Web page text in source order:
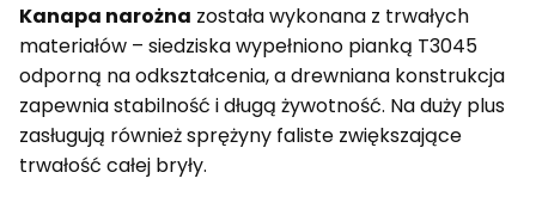
Kanapa narożna została wykonana z trwałych
materiałów – siedziska wypełniono pianką T3045
odporną na odkształcenia, a drewniana konstrukcja
zapewnia stabilność i długą żywotność. Na duży plus
zasługują również sprężyny faliste zwiększające
trwałość całej bryły.